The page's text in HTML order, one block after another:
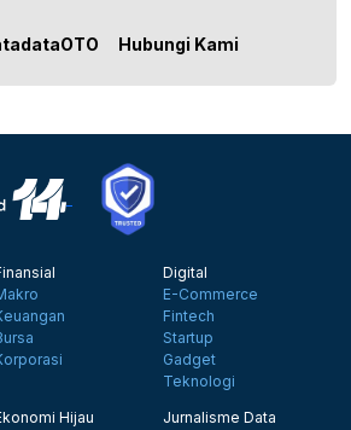
Hubungi Kami
Digital
E-Commerce
Fintech
Startup
Gadget
Teknologi
Hijau
Jurnalisme Data